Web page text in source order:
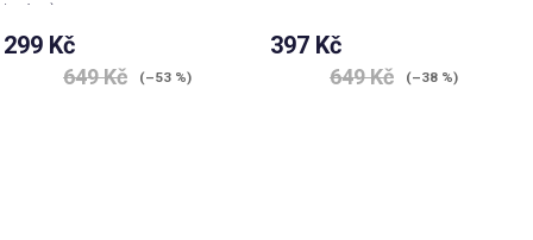
jména)
299 Kč
649 Kč (–53 %)
397 Kč
649 Kč (–38 %)